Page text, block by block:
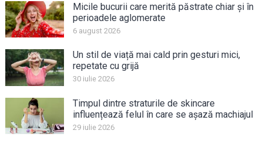
Micile bucurii care merită păstrate chiar și în
perioadele aglomerate
6 august 2026
Un stil de viață mai cald prin gesturi mici,
repetate cu grijă
30 iulie 2026
Timpul dintre straturile de skincare
influențează felul în care se așază machiajul
29 iulie 2026